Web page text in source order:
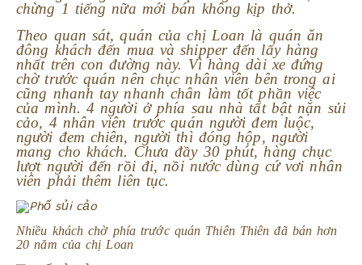
chừng 1 tiếng nữa mới bán không kịp thở.
Theo quan sát, quán của chị Loan là quán ăn
đông khách đến mua và shipper đến lấy hàng
nhất trên con đường này. Vì hàng dài xe đứng
chờ trước quán nên chục nhân viên bên trong ai
cũng nhanh tay nhanh chân làm tốt phần việc
của mình. 4 người ở phía sau nhà tất bật nặn sủi
cảo, 4 nhân viên trước quán người đem luộc,
người đem chiên, người thì đóng hộp, người
mang cho khách. Chưa đầy 30 phút, hàng chục
lượt người đến rồi đi, nồi nước dùng cứ vơi nhân
viên phải thêm liên tục.
Nhiều khách chờ phía trước quán Thiên Thiên đã bán hơn
20 năm của chị Loan